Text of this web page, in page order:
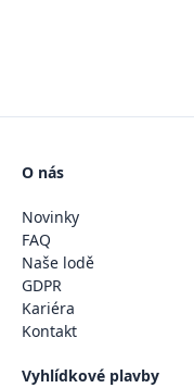
O nás
Novinky
FAQ
Naše lodě
GDPR
Kariéra
Kontakt
Vyhlídkové plavby